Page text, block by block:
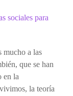
sociales para
mucho a las
que se han
en la
la teoría